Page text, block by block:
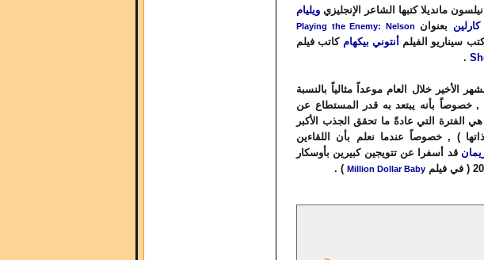
مانديلا كتبها الشاعر الإنجليزي ويليام
بعنوان
Playing the Enemy: Nelson
أنتوني بيكهام كاتب فيلم
.
الأخير خلال العام موعداً مثالياً بالنسبة
, خصوصاً بأنه يبتعد به قدر المستطاع عن
التي عادةً ما تحقق الجذب الأكبر
) , خصوصاً عندما نعلم بأن اللقاءين
قد أسفرا عن تتويجين كبيرين بأوسكار
Million Dollar Baby
) .